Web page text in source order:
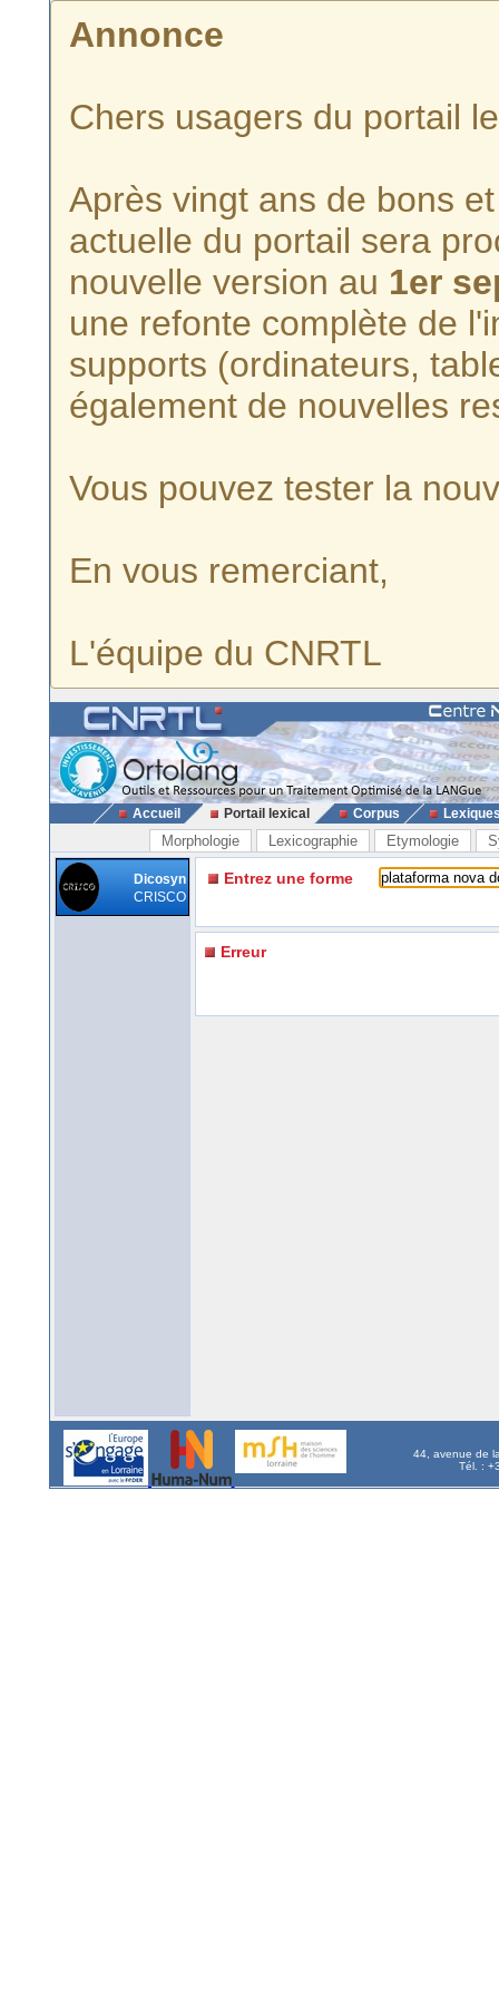
Annonce
Chers usagers du portail
Après vingt ans de bons
actuelle du portail sera
nouvelle version au 1er
une refonte complète de
supports (ordinateurs,
également de nouvelles
Vous pouvez tester la
En vous remerciant,
L'équipe du CNRTL
Accueil Portail lexical Corpus
Morphologie Lexicographie Etymologie
Dicosyn
CRISCO
Entrez une forme
Erreur
44, avenue de
Tél. :